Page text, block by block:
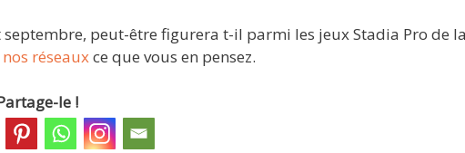
peut-être figurera t-il parmi les jeux Stadia Pro de
nos réseaux ce que vous en pensez.
le !